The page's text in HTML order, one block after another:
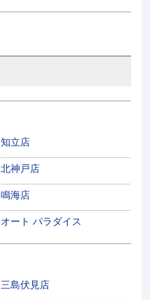
知立店
北神戸店
鳴海店
オート パラダイス
三島伏見店